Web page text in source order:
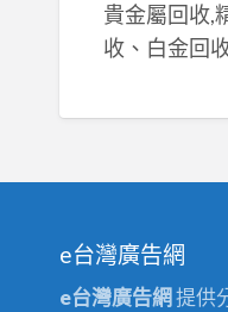
貴金屬回收,
收、白金回
e台灣廣告網
e台灣廣告網提供